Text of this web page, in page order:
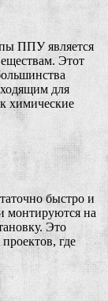
ППУ является
Этот
для
химические
быстро и
монтируются на
Это
где